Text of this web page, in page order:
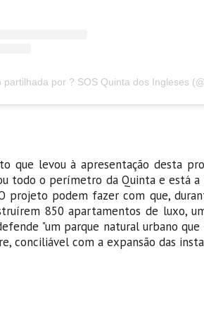
que levou à apresentação desta
todo o perímetro da Quinta e está
projeto podem fazer com que,
850 apartamentos de luxo,
"um parque natural urbano
conciliável com a expansão das